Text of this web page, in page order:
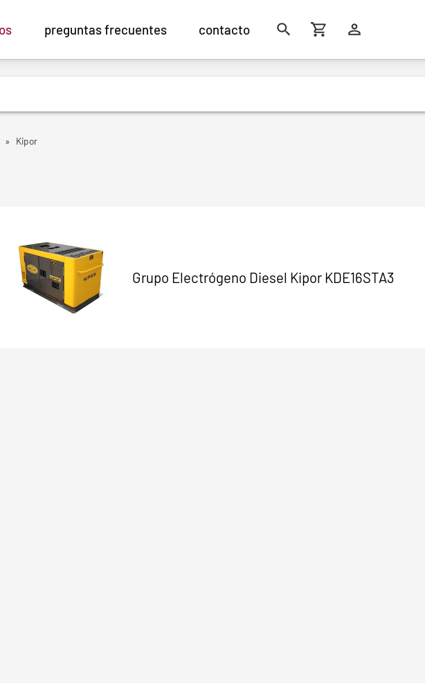
preguntas frecuentes contacto
» Kipor
Grupo Electrógeno Diesel Kipor KDE16STA3